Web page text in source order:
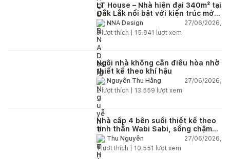
LT House – Nhà hiện đại 340m² tại
Đắk Lắk nổi bật với kiến trúc mở
và hệ sân vườn kết nối thiên
nhiên
NNA Design
27/06/2026,
3lượt thích | 15.841 lượt xem
Ngôi nhà không cần điều hòa nhờ
thiết kế theo khí hậu
Nguyễn Thu Hằng
27/06/2026,
2lượt thích | 13.559 lượt xem
Nhà cấp 4 bên suối thiết kế theo
tinh thần Wabi Sabi, sống chậm
giữa thiên nhiên
Thu Nguyễn
27/06/2026,
1lượt thích | 10.551 lượt xem